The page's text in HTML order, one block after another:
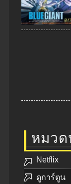
หมวด
Netflix
ดูการ์ตูน